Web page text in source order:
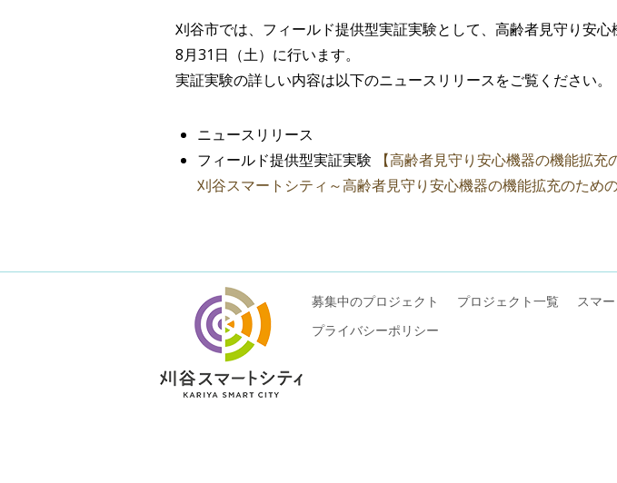
刈谷市では、フィールド提供型実証実験として、高齢者見守り安
8月31日（土）に行います。
実証実験の詳しい内容は以下のニュースリリースをご覧ください。
ニュースリリース
フィールド提供型実証実験
【高齢者見守り安心機器の機能拡充
刈谷スマートシティ～高齢者見守り安心機器の機能拡充のため
募集中のプロジェクト プロジェクト一覧 スマ
プライバシーポリシー